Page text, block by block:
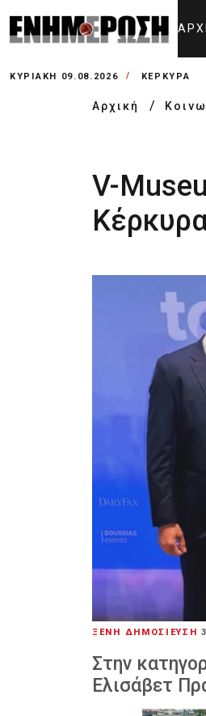
ΚΥΡΙΑΚΉ 09.08.2026 ΚΕΡΚΥΡΑ
Αρχική
V-
ΞΕΝΗ ΔΗΜΟΣΙΕΥΣΗ
Στην
Ελισάβετ